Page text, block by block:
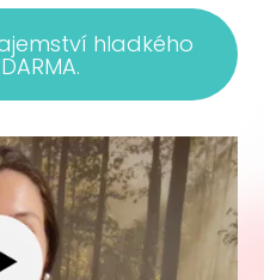
hladkého